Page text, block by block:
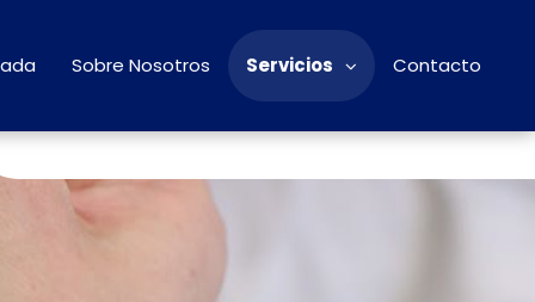
Sobre Nosotros Servicios Contacto
info@gateandoosteopatiapediatrica.com